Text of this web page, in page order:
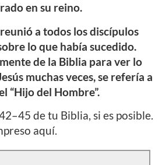
en su reino.
a todos los discípulos
lo que había sucedido.
de la Biblia para ver lo
muchas veces, se refería a
“Hijo del Hombre”.
de tu Biblia, si es posible.
aquí.